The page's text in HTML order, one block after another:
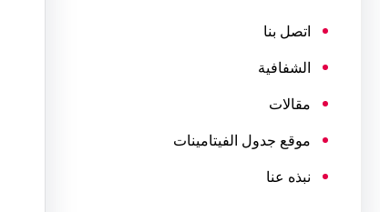
اتصل بنا
الشفافية
مقالات
موقع جدول الفيتامينات
نبذه عنا